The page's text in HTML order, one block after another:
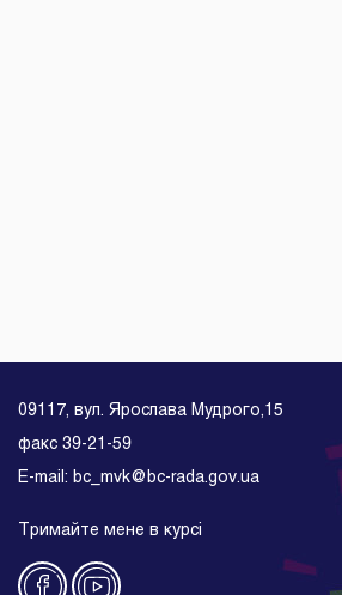
09117, вул. Ярослава Мудрого,15
факс 39-21-59
E-mail: bc_mvk@bc-rada.gov.ua
Тримайте мене в курсі